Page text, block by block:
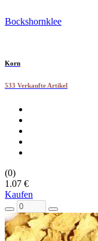
Bockshornklee
Korn
533 Verkaufte Artikel
(0)
1.07 €
Kaufen